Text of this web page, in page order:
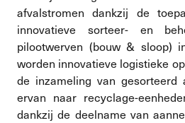
afvalstromen dankzij de
innovatieve sorteer- en
pilootwerven (bouw & sloop)
worden innovatieve logistieke
de inzameling van
ervan naar recyclage-
dankzij de deelname van